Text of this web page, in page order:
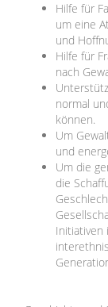
Hilfe für
um eine
und
Hilfe für
nach
normal
können.
Um
und
Um die
die
Initiativen